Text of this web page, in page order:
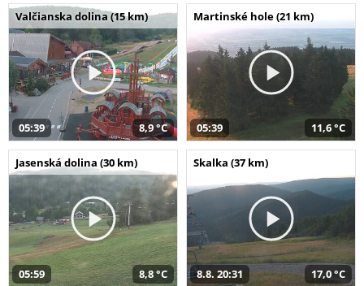
Valčianska dolina (15 km)
05:39 8,9 °C
Martinské hole (21 km)
05:39 11,6 °C
Jasenská dolina (30 km)
05:59 8,8 °C
Skalka (37 km)
8.8. 20:31 17,0 °C